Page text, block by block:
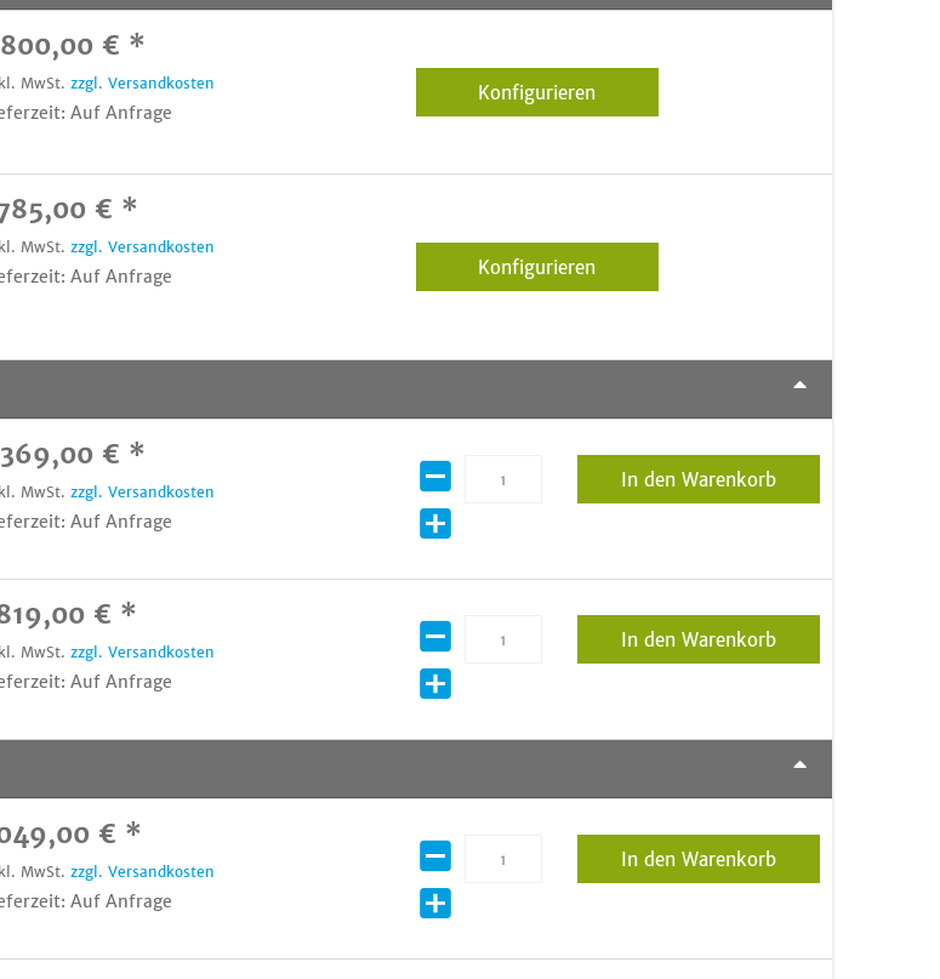
€ *
MwSt.zzgl. Versandkosten
Auf Anfrage
Konfigurieren
€ *
MwSt.zzgl. Versandkosten
Auf Anfrage Konfigurieren
€ *
MwSt.zzgl. Versandkosten
Auf Anfrage
In den Warenkorb
€ *
MwSt.zzgl. Versandkosten
Auf Anfrage
In den Warenkorb
€ *
MwSt.zzgl. Versandkosten
Auf Anfrage
In den Warenkorb